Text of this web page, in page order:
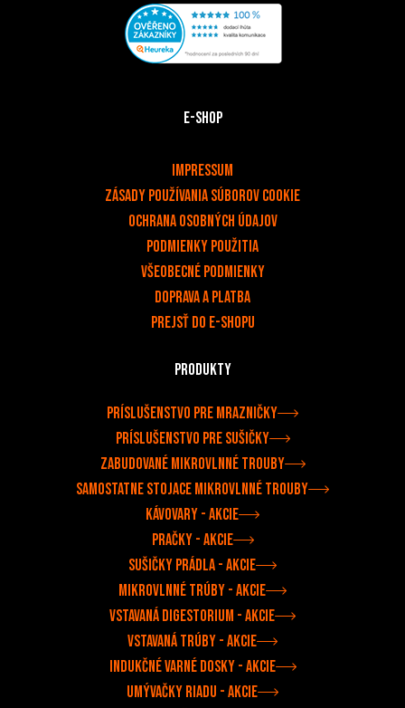
E-shop
Impressum
Zásady používania súborov cookie
Ochrana osobných údajov
PODMIENKY POUŽITIA
Všeobecné podmienky
Doprava a platba
Prejsť do e-shopu
Produkty
Príslušenstvo pre mrazničky
Príslušenstvo pre sušičky
Zabudované mikrovlnné trouby
Samostatne stojace mikrovlnné trouby
Kávovary - akcie
Pračky - akcie
Sušičky prádla - akcie
Mikrovlnné trúby - akcie
Vstavaná digestorium - akcie
Vstavaná trúby - akcie
Indukčné varné dosky - akcie
Umývačky riadu - akcie